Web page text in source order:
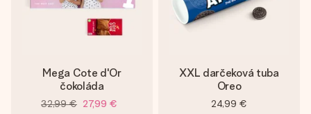
Mega Cote d'Or
čokoláda
32,99 € 27,99 €
XXL darčeková tuba
Oreo
24,99 €